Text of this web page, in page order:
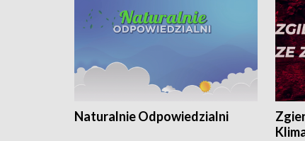
Naturalnie Odpowiedzialni